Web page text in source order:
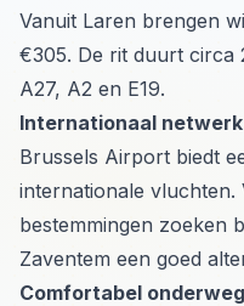
Vanuit Laren brengen
€305. De rit duurt circa
A27, A2 en E19.
Internationaal netwerk
Brussels Airport biedt
internationale vluchten.
bestemmingen zoeken
Zaventem een goed
Comfortabel onderweg